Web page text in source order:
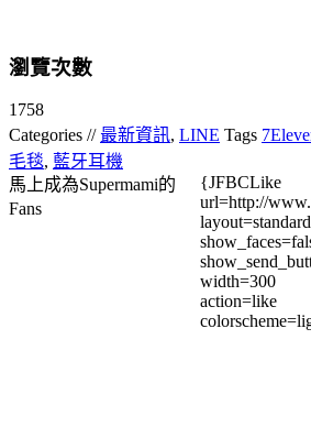
瀏覽次數
1758
Categories // 最新資訊, LINE Tags
毛毯, 藍牙耳機
馬上成為Supermami的
Fans
{JFBCLike
url=http://
layout=standard
width=300
action=like